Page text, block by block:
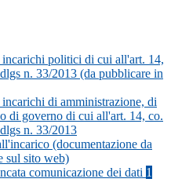
politici di cui all'art. 14,
n. 33/2013 (da pubblicare in
di amministrazione, di
di governo di cui all'art. 14, co.
n. 33/2013
(documentazione da
sul sito web)
comunicazione dei dati 1